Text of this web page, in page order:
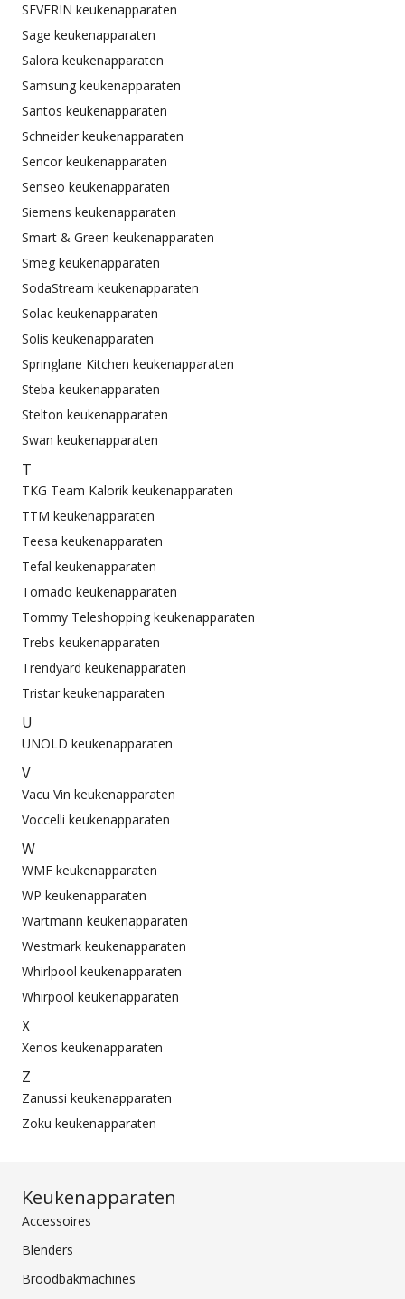
SEVERIN keukenapparaten
Sage keukenapparaten
Salora keukenapparaten
Samsung keukenapparaten
Santos keukenapparaten
Schneider keukenapparaten
Sencor keukenapparaten
Senseo keukenapparaten
Siemens keukenapparaten
Smart & Green keukenapparaten
Smeg keukenapparaten
SodaStream keukenapparaten
Solac keukenapparaten
Solis keukenapparaten
Springlane Kitchen keukenapparaten
Steba keukenapparaten
Stelton keukenapparaten
Swan keukenapparaten
T
TKG Team Kalorik keukenapparaten
TTM keukenapparaten
Teesa keukenapparaten
Tefal keukenapparaten
Tomado keukenapparaten
Tommy Teleshopping keukenapparaten
Trebs keukenapparaten
Trendyard keukenapparaten
Tristar keukenapparaten
U
UNOLD keukenapparaten
V
Vacu Vin keukenapparaten
Voccelli keukenapparaten
W
WMF keukenapparaten
WP keukenapparaten
Wartmann keukenapparaten
Westmark keukenapparaten
Whirlpool keukenapparaten
Whirpool keukenapparaten
X
Xenos keukenapparaten
Z
Zanussi keukenapparaten
Zoku keukenapparaten
Keukenapparaten
Accessoires
Blenders
Broodbakmachines